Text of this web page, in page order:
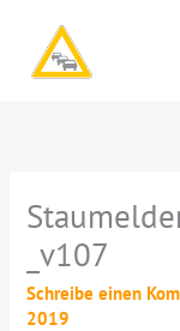
springen
_v107
Schreibe einen
2019